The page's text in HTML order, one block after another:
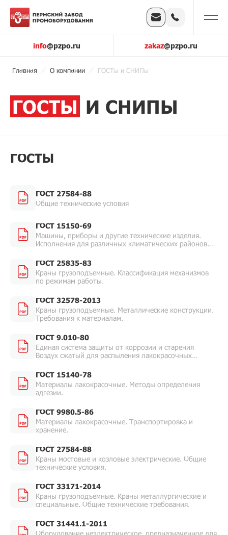
info@pzpo.ru zakaz@pzpo.ru
Главная О компании ГОСТы и СНИПы
ГОСТЫ И СНИПЫ
ГОСТЫ
ГОСТ 27584-88
Общие технические условия
ГОСТ 15150-69
Машины, приборы и другие технические изделия.
Исполнения для различных климатических районов.
транспортирования в части воздействия
климатических факторов внешней среды.
ГОСТ 25835-83
Краны грузоподъемные. Классификация механизмов
по режимам работы.
ГОСТ 32578-2013
Краны грузоподъемные. Металлические конструкции.
Требования к материалам.
ГОСТ 9.010-80
Единая система защиты от коррозии и старения
Воздух сжатый для распыления лакокрасочных
контроля.
ГОСТ 15140-78
Материалы лакокрасочные. Методы определения
адгезии.
ГОСТ 9980.5-86
Материалы лакокрасочные. Транспортировка и
хранение.
ГОСТ 27584-88
Краны мостовые и козловые электрические. Общие
технические условия.
ГОСТ 33171-2014
Краны грузоподъемные. Краны металлургические и
специальные. Общие технические требования.
ГОСТ 31441.1-2011
Оборудование неэлектрическое, предназначенное для